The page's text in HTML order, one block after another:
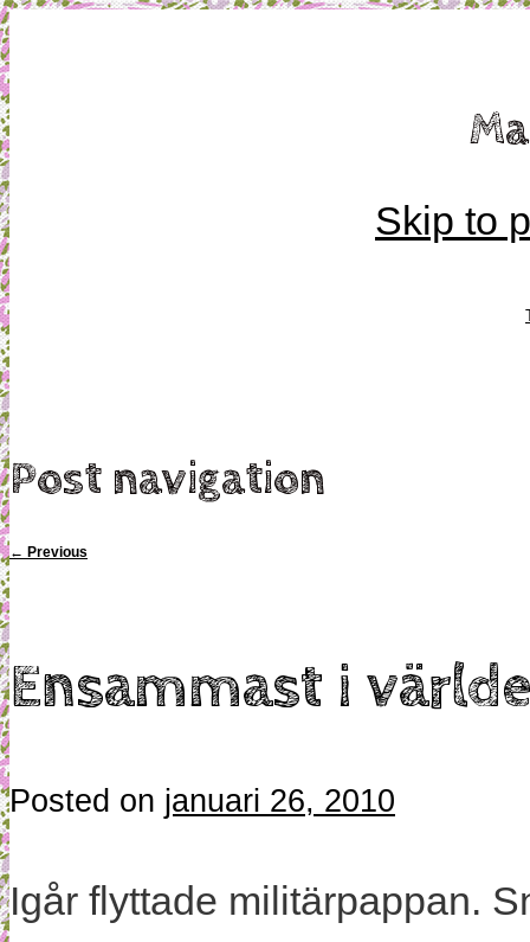
Skip to
Post navigation
← Previous
Ensammast i
Posted on januari 26, 2010
Igår flyttade militärpappan.